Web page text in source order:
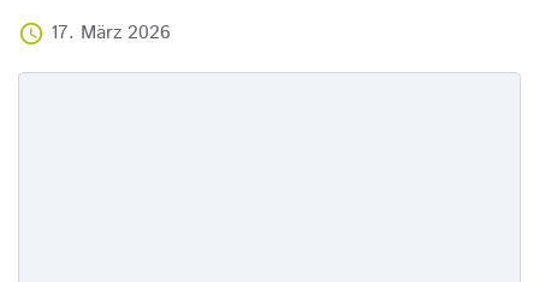
access_time 17. März 2026